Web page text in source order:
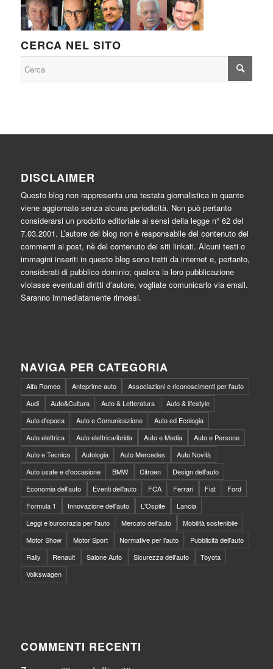
CERCA NEL SITO
DISCLAIMER
Questo blog non rappresenta una testata giornalistica in quanto
viene aggiornato senza alcuna periodicità. Non può pertanto
considerarsi un prodotto editoriale ai sensi della legge n° 62 del
7.03.2001. L’autore del blog non è responsabile del contenuto dei
commenti ai post, nè del contenuto dei siti linkati. Alcuni testi o
immagini inseriti in questo blog sono tratti da internet e, pertanto,
considerati di pubblico dominio; qualora la loro pubblicazione
violasse eventuali diritti d’autore, vogliate comunicarlo via email.
Saranno immediatamente rimossi.
NAVIGA PER CATEGORIA
Alfa Romeo Anteprime auto
Associazioni e riconoscimenti per l'auto
Audi
Auto&Cultura Auto & Letteratura
Auto & lifestyle
Auto d'epoca
Auto e Comunicazione
Auto ed Ecologia
Auto elettrica
Auto elettrica/ibrida Auto e Media
Auto e Persone
Auto e Tecnica
Autologia Auto Mercedes
Auto Novità
Auto usate e d'occasione
BMW Citroen
Design dell'auto
Economia dell'auto
Eventi dell'auto FCA Ferrari Fiat
Ford
Formula 1
Innovazione dell'auto L'Ospite
Lancia
Leggi e burocrazia per l'auto
Mercato dell'auto
Mobilità sostenibile
Motor Show
Motor Sport Normative per l'auto
Pubblicità dell'auto
Rally
Renault Salone Auto Sicurezza dell'auto
Toyota
Volkswagen
COMMENTI RECENTI